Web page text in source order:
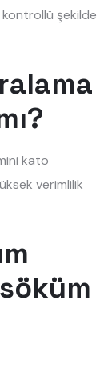
kontrollü şekilde
kato
verimlilik